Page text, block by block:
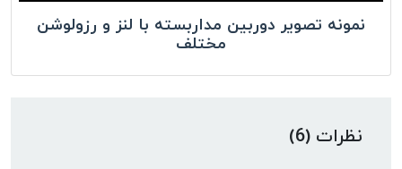
نمونه تصویر دوربین مداربسته با لنز و رزولوشن
مختلف
نظرات (6)